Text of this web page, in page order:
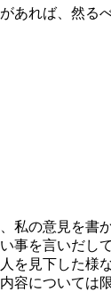
あれば、然る
私の意見を書
を言いだし
見下した様
容については